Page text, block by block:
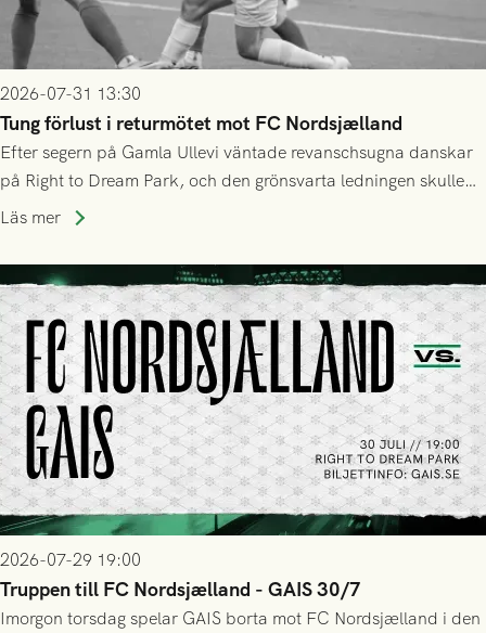
2026-07-31 13:30
Tung förlust i returmötet mot FC Nordsjælland
Efter segern på Gamla Ullevi väntade revanschsugna danskar
på Right to Dream Park, och den grönsvarta ledningen skulle
upphöra efter mindre än kvarten spelad. På lika mark visade
tennissiffror och det grönsvarta europaäventyret tog slut.
Läs mer
2026-07-29 19:00
Truppen till FC Nordsjælland - GAIS 30/7
Imorgon torsdag spelar GAIS borta mot FC Nordsjælland i den